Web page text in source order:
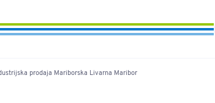
prodaja Mariborska Livarna Maribor